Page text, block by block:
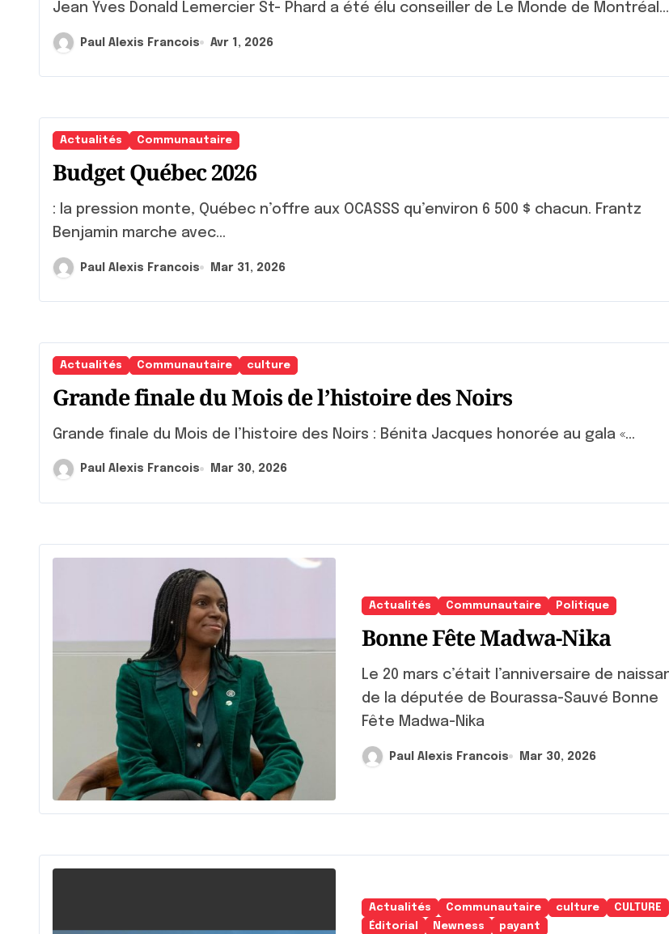
Jean Yves Donald Lemercier St- Phard a été élu conseiller de Le Monde de Montréal...
Paul Alexis Francois Avr 1, 2026
Actualités Communautaire
Budget Québec 2026
: la pression monte, Québec n’offre aux OCASSS qu’environ 6 500 $ chacun. Frantz
Benjamin marche avec...
Paul Alexis Francois Mar 31, 2026
Actualités Communautaire culture
Grande finale du Mois de l’histoire des Noirs
Grande finale du Mois de l’histoire des Noirs : Bénita Jacques honorée au gala «...
Paul Alexis Francois Mar 30, 2026
Actualités Communautaire Politique
Bonne Fête Madwa-Nika
Le 20 mars c’était l’anniversaire de naissance
de la députée de Bourassa-Sauvé Bonne
Fête Madwa-Nika
Paul Alexis Francois Mar 30, 2026
Actualités Communautaire culture
CULTURE
Éditorial
Newness payant